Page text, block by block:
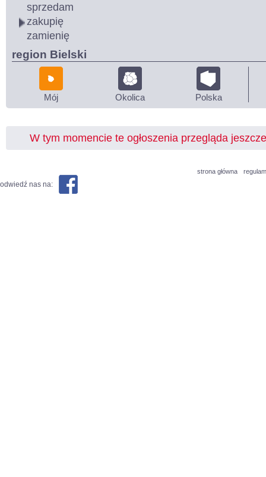
sprzedam
zakupię
zamienię
region Bielski
Mój Okolica Polska
W tym momencie te ogłoszenia przegląda
strona główna
odwiedź nas na: